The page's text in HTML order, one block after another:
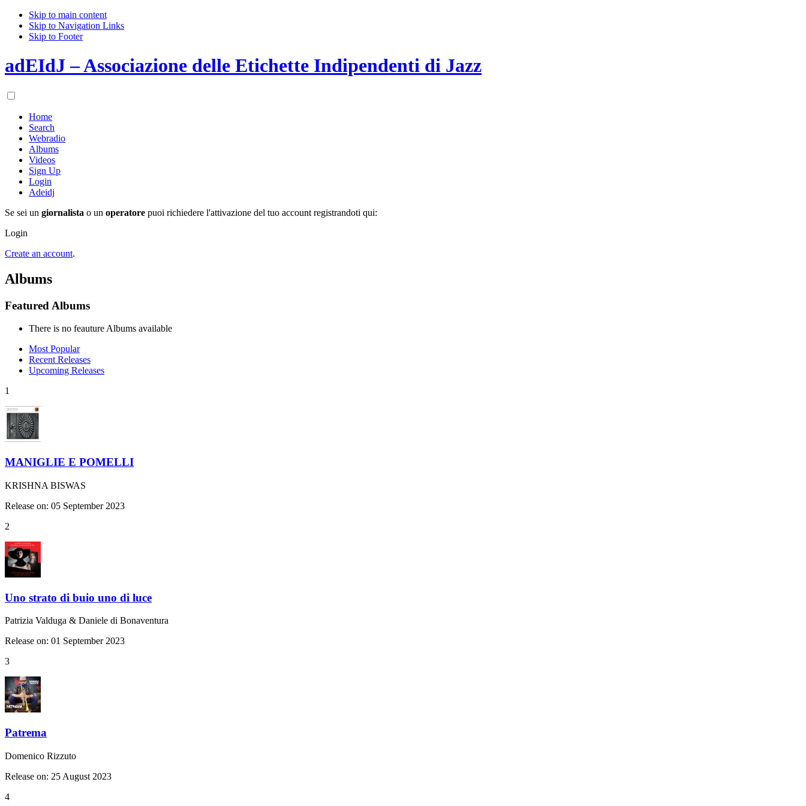
Skip to main content
Skip to Navigation Links
Skip to Footer
adEIdJ – Associazione delle Etichette Indipendenti di Jazz
Home
Search
Webradio
Albums
Videos
Sign Up
Login
Adeidj
Se sei un giornalista o un operatore puoi richiedere l'attivazione del tuo account registrandoti qui:
Login
Create an account.
Albums
Featured Albums
There is no feauture Albums available
Most Popular
Recent Releases
Upcoming Releases
1
MANIGLIE E POMELLI
KRISHNA BISWAS
Release on: 05 September 2023
2
Uno strato di buio uno di luce
Patrizia Valduga & Daniele di Bonaventura
Release on: 01 September 2023
3
Patrema
Domenico Rizzuto
Release on: 25 August 2023
4